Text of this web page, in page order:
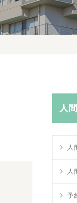
人
人
人
予